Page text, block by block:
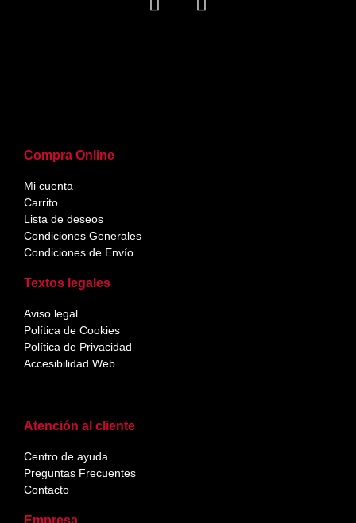
Atención al cliente
Centro de ayuda
Preguntas Frecuentes
Contacto
Empresa
Compra Online
Mi cuenta
Carrito
Lista de deseos
Condiciones Generales
Condiciones de Envío
Textos legales
Aviso legal
Política de Cookies
Política de Privacidad
Accesibilidad Web